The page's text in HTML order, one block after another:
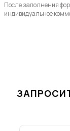
После заполнения
индивидуальное